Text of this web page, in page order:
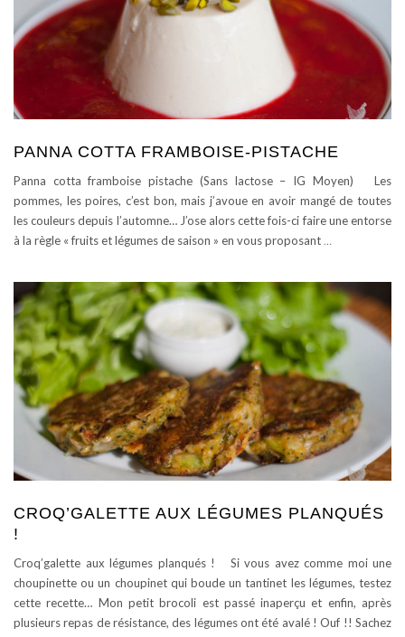
PANNA COTTA FRAMBOISE-PISTACHE
Panna cotta framboise pistache (Sans lactose – IG Moyen) Les
pommes, les poires, c’est bon, mais j’avoue en avoir mangé de toutes
les couleurs depuis l’automne… J’ose alors cette fois-ci faire une entorse
à la règle « fruits et légumes de saison » en vous proposant …
CROQ’GALETTE AUX LÉGUMES PLANQUÉS
!
Croq’galette aux légumes planqués ! Si vous avez comme moi une
choupinette ou un choupinet qui boude un tantinet les légumes, testez
cette recette… Mon petit brocoli est passé inaperçu et enfin, après
plusieurs repas de résistance, des légumes ont été avalé ! Ouf !! Sachez